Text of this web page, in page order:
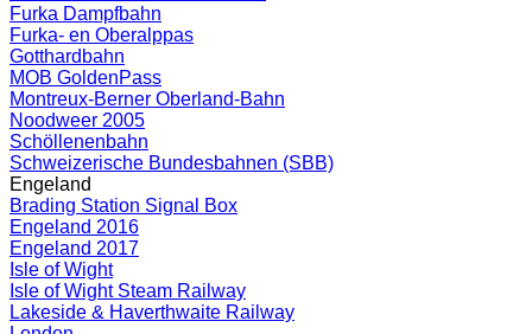
Furka Dampfbahn
Furka- en Oberalppas
Gotthardbahn
MOB GoldenPass
Montreux-Berner Oberland-Bahn
Noodweer 2005
Schöllenenbahn
Schweizerische Bundesbahnen (SBB)
Engeland
Brading Station Signal Box
Engeland 2016
Engeland 2017
Isle of Wight
Isle of Wight Steam Railway
Lakeside & Haverthwaite Railway